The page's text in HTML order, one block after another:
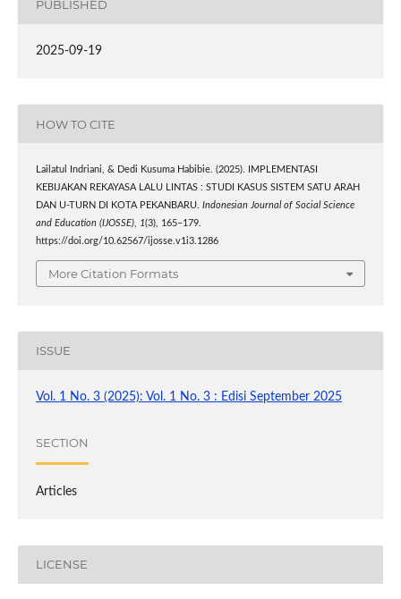
PUBLISHED
2025-09-19
HOW TO CITE
Lailatul Indriani, & Dedi Kusuma Habibie. (2025). IMPLEMENTASI
KEBIJAKAN REKAYASA LALU LINTAS : STUDI KASUS SISTEM SATU ARAH
DAN U-TURN DI KOTA PEKANBARU. Indonesian Journal of Social Science
and Education (IJOSSE), 1(3), 165–179.
https://doi.org/10.62567/ijosse.v1i3.1286
More Citation Formats
ISSUE
Vol. 1 No. 3 (2025): Vol. 1 No. 3 : Edisi September 2025
SECTION
Articles
LICENSE